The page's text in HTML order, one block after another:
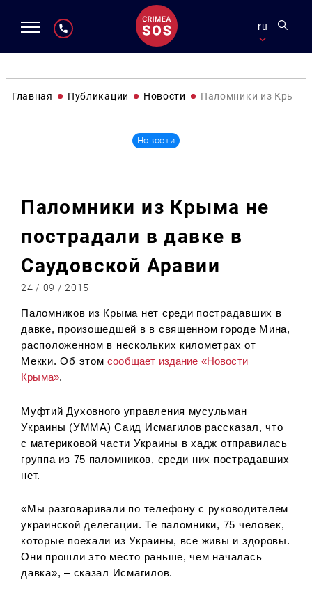
ru
Главная Публикации Новости Паломники из Крыма
Новости
Паломники из Крыма не
пострадали в давке в
Саудовской Аравии
24 / 09 / 2015
Паломников из Крыма нет среди пострадавших в
давке, произошедшей в в священном городе Мина,
расположенном в нескольких километрах от
Мекки. Об этомсообщает издание «Новости
Крыма».
Муфтий Духовного управления мусульман
Украины (УММА) Саид Исмагилов рассказал, что
с материковой части Украины в хадж отправилась
группа из 75 паломников, среди них пострадавших
нет.
«Мы разговаривали по телефону с руководителем
украинской делегации. Те паломники, 75 человек,
которые поехали из Украины, все живы и здоровы.
Они прошли это место раньше, чем началась
давка», – сказал Исмагилов.